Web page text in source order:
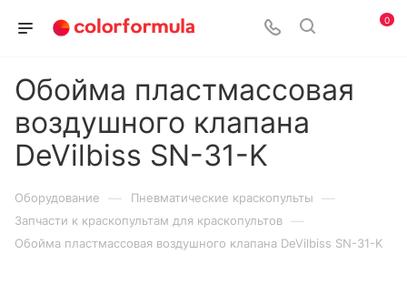
0
Обойма пластмассовая
воздушного клапана
DeVilbiss SN-31-K
Оборудование — Пневматические краскопульты —
Запчасти к краскопультам для краскопультов —
Обойма пластмассовая воздушного клапана DeVilbiss SN-31-K